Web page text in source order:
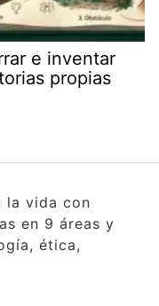
e inventar
propias
la vida con
en 9 áreas y
ética,